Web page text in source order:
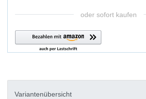
oder sofort kaufen
Variantenübersicht